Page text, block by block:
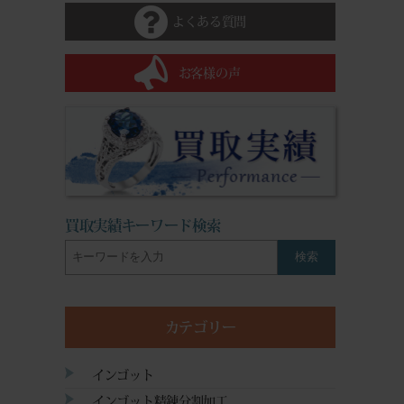
よくある質問
お客様の声
買取実績キーワード検索
検索
カテゴリー
インゴット